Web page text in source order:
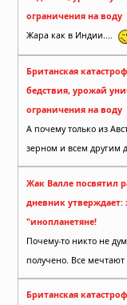
ограничения на воду
Жара как в Индии....
Британская
бедствия, урожай
ограничения на воду
А почему только из
зерном и всем другим
Жак Валле посвятил
дневник утверждает:
"инопланетяне!
Почему-то никто не
Британская